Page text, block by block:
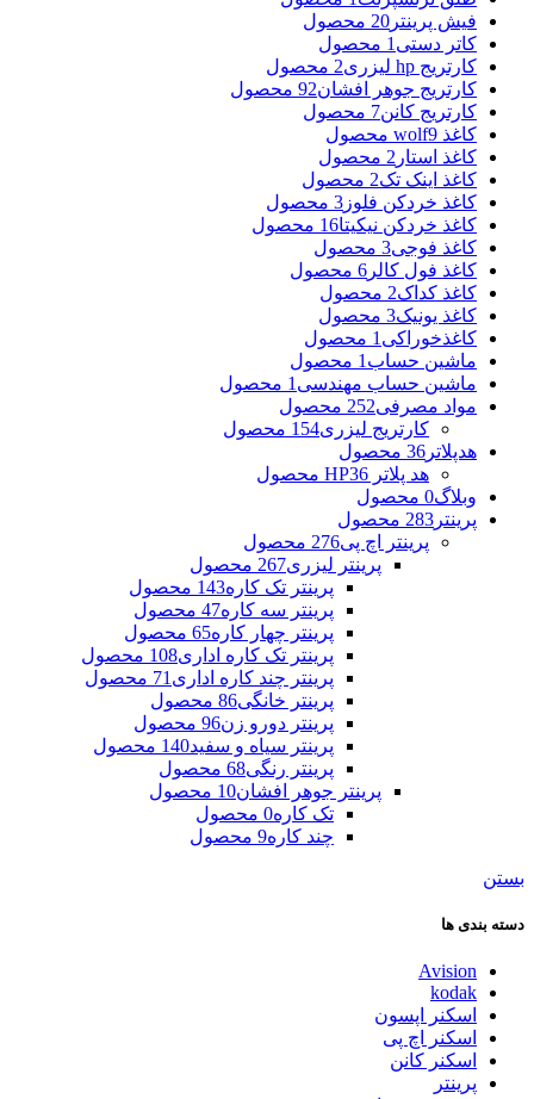
فیش پرینتر 20 محصول
کاتر دستی 1 محصول
کارتریج hp لیزری
2 محصول
کارتریج جوهر افشان92 محصول
کارتریج کانن7 محصول
کاغذ wolf 9 محصول
کاغذ استار 2 محصول
کاغذ اینک تک2 محصول
کاغذ خردکن فلوز 3 محصول
کاغذ خردکن نیکیتا16 محصول
کاغذ فوجی3 محصول
کاغذ فول کالر 6 محصول
کاغذ کداک2 محصول
کاغذ یونیک3 محصول
کاغذخوراکی 1 محصول
ماشین حساب 1 محصول
ماشین حساب مهندسی 1 محصول
مواد مصرفی252 محصول
کارتریج لیزری154 محصول
هدپلاتر 36 محصول
هد پلاتر HP 36 محصول
وبلاگ0 محصول
پرینتر 283 محصول
پرینتر اچ پی276 محصول
پرینتر لیزری267 محصول
پرینتر تک کاره143 محصول
پرینتر سه کاره47 محصول
پرینتر چهار کاره65 محصول
پرینتر تک کاره اداری108 محصول
پرینتر چند کاره اداری 71 محصول
پرینتر خانگی86 محصول
پرینتر دورو زن96 محصول
پرینتر سیاه و سفید140 محصول
پرینتر رنگی68 محصول
پرینتر جوهر افشان10 محصول
تک کاره0 محصول
چند کاره9 محصول
بستن
دسته بندی ها
Avision
kodak
اسکنر اپسون
اسکنر اچ پی
اسکنر کانن
پرینتر